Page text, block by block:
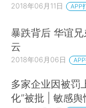
2018年06月11日 APP
暴跌背后 华谊
云
2018年06月06日
多家企业因被罚
化”被批 | 敏感舆